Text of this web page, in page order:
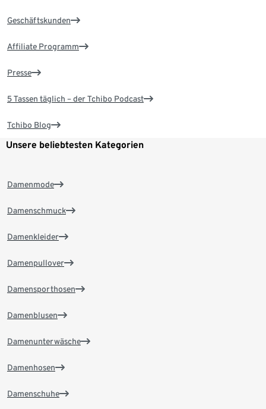
Geschäftskunden
Affiliate Programm
Presse
5 Tassen täglich – der Tchibo Podcast
Tchibo Blog
Unsere beliebtesten Kategorien
Damenmode
Damenschmuck
Damenkleider
Damenpullover
Damensporthosen
Damenblusen
Damenunterwäsche
Damenhosen
Damenschuhe